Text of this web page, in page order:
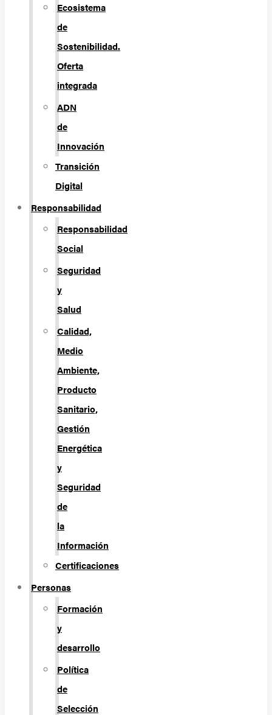
Ecosistema
de
Sostenibilidad.
Oferta
integrada
ADN
de
Innovación
Transición
Digital
Responsabilidad
Responsabilidad
Social
Seguridad
y
Salud
Calidad,
Medio
Ambiente,
Producto
Sanitario,
Gestión
Energética
y
Seguridad
de
la
Información
Certificaciones
Personas
Formación
y
desarrollo
Política
de
Selección